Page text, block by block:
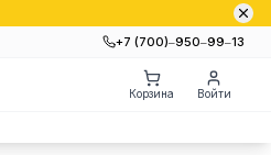
+7 (700)‒950‒99‒13
Корзина Войти